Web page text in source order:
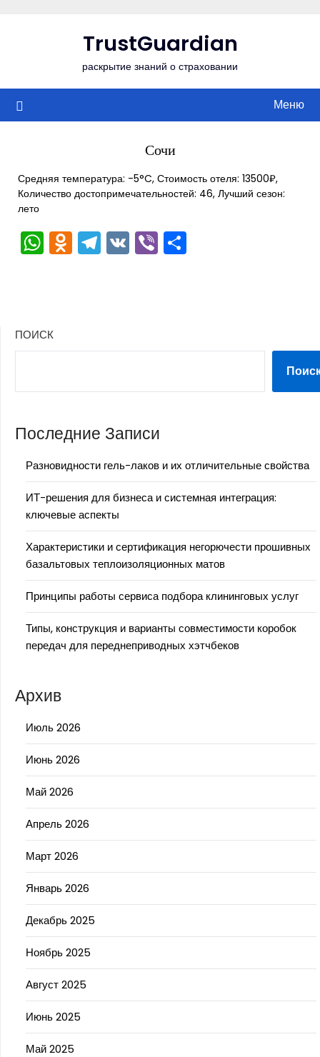
TrustGuardian
раскрытие знаний о страховании
Меню
Сочи
Средняя температура: -5°C, Стоимость отеля: 13500₽,
Количество достопримечательностей: 46, Лучший сезон:
лето
WhatsApp
Odnoklassniki
Telegram
VKViber
ПОИСК
Последние Записи
Разновидности гель-лаков и их отличительные свойства
ИТ-решения для бизнеса и системная интеграция:
ключевые аспекты
Характеристики и сертификация негорючести прошивных
базальтовых теплоизоляционных матов
Принципы работы сервиса подбора клининговых услуг
Типы, конструкция и варианты совместимости коробок
передач для переднеприводных хэтчбеков
Архив
Июль 2026
Июнь 2026
Май 2026
Апрель 2026
Март 2026
Январь 2026
Декабрь 2025
Ноябрь 2025
Август 2025
Июнь 2025
Май 2025